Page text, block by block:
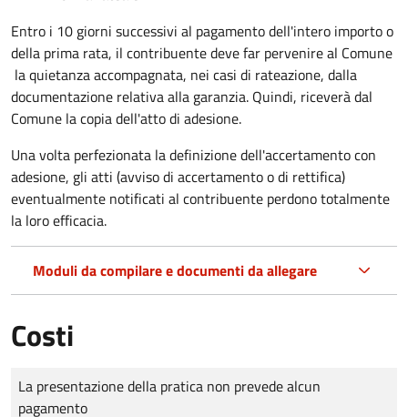
Entro i 10 giorni successivi al pagamento dell'intero importo o
della prima rata, il contribuente deve far pervenire al Comune
la quietanza accompagnata, nei casi di rateazione, dalla
documentazione relativa alla garanzia. Quindi, riceverà dal
Comune la copia dell'atto di adesione.
Una volta perfezionata la definizione dell'accertamento con
adesione, gli atti (avviso di accertamento o di rettifica)
eventualmente notificati al contribuente perdono totalmente
la loro efficacia.
Moduli da compilare e documenti da allegare
Costi
Tipo di pagamento
Importo
La presentazione della pratica non prevede alcun
pagamento